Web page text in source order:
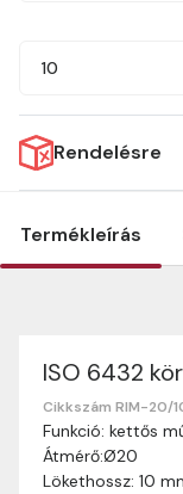
10
Rendelésre
Termékleírás
ISO 6432
Cikkszám RIM-20/
Funkció: kettős
Átmérő:Ø20
Lökethossz: 10
Szállítási
Nagyon
vásárlásaitokhoz.
információinkat,